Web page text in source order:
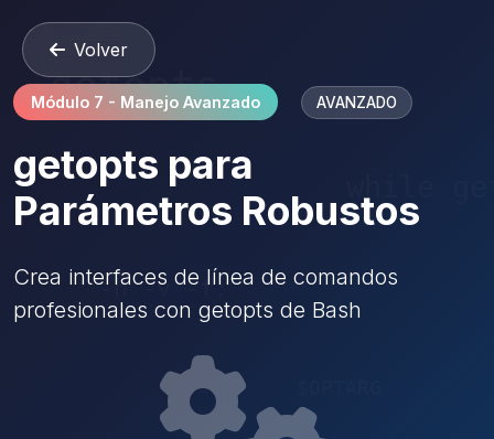
Volver
Módulo 7 - Manejo Avanzado AVANZADO
getopts para
Parámetros Robustos
Crea interfaces de línea de comandos
profesionales con getopts de Bash